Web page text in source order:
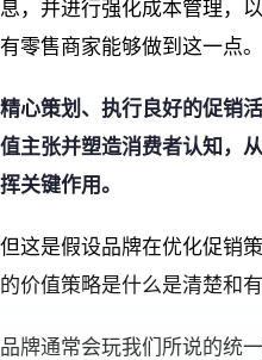
息，并进行强化成本管理，
有零售商家能够做到这一点。
精心策划、执行良好的促销
值主张并塑造消费者认知，
挥关键作用。
但这是假设品牌在优化促销
的价值策略是什么是清楚和有
品牌通常会玩我们所说的统